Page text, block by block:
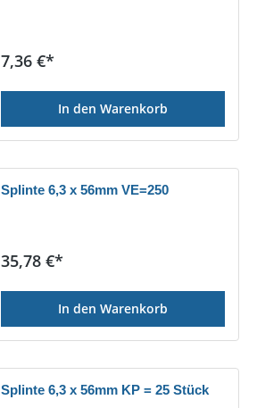
Regulärer Preis:
7,36 €*
In den Warenkorb
Splinte 6,3 x 56mm VE=250
Regulärer Preis:
35,78 €*
In den Warenkorb
Splinte 6,3 x 56mm KP = 25 Stück